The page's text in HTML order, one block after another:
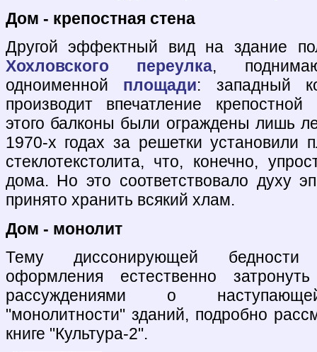
Дом - крепостная стена
Другой эффектный вид на здание
Хохловского переулка,
одноименной площади: западный
производит впечатление
этого балконы были ограждены лишь
1970-х годах за решетки установили
стеклотекстолита, что, конечно,
дома. Но это соответствовало духу
принято хранить всякий хлам.
Дом - монолит
Тему диссонирующей бедности
оформления естественно
рассуждениями о
"монолитности" зданий, подробно
книге "Культура-2".